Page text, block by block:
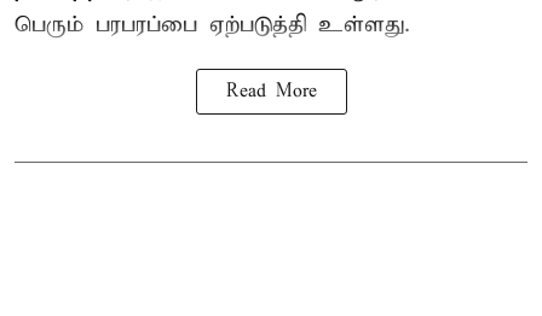
பெரும் பரபரப்பை ஏற்படுத்தி உள்ளது.
Read More